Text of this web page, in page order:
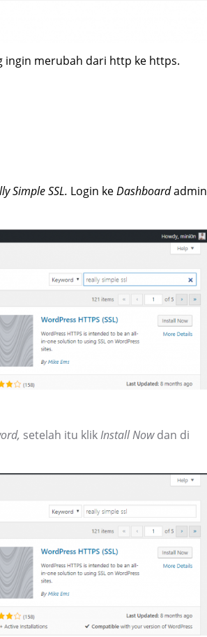
ingin merubah dari http ke https.
Simple SSL. Login keDashboardadmin
setelah itu klikInstall Nowdan di